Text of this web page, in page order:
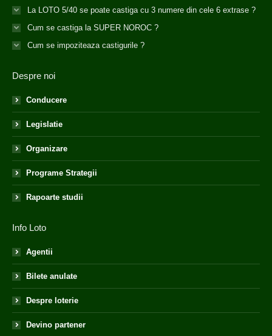
La LOTO 5/40 se poate castiga cu 3 numere din cele 6 extrase ?
Cum se castiga la SUPER NOROC ?
Cum se impoziteaza castigurile ?
Despre noi
Conducere
Legislatie
Organizare
Programe Strategii
Rapoarte studii
Info Loto
Agentii
Bilete anulate
Despre loterie
Devino partener